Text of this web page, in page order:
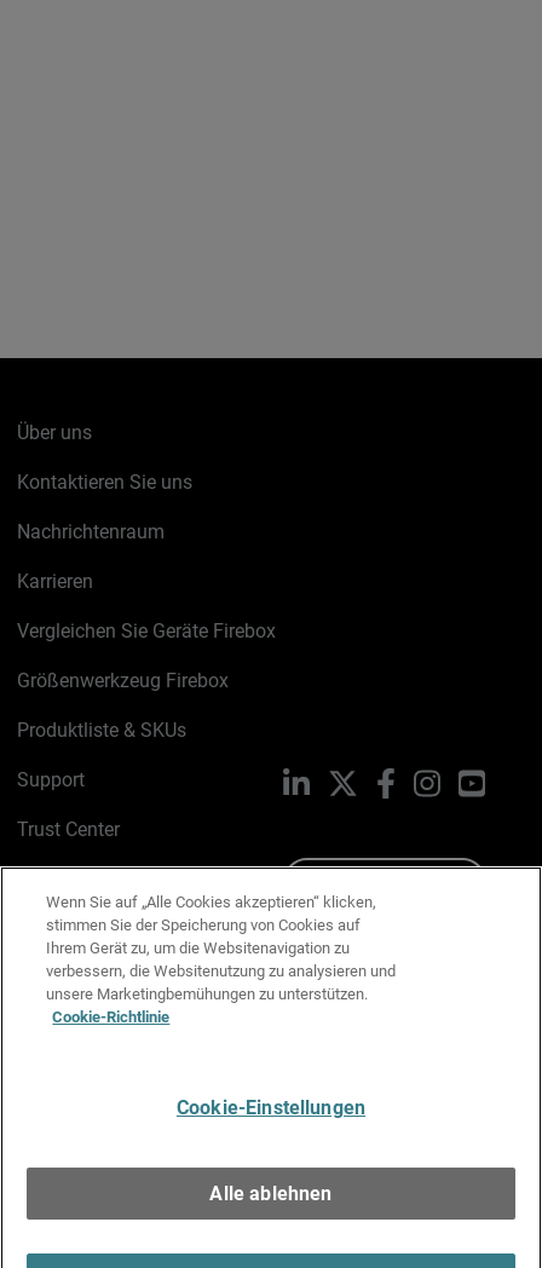
Über uns
Kontaktieren Sie uns
Nachrichtenraum
Karrieren
Vergleichen Sie Geräte Firebox
Größenwerkzeug Firebox
Produktliste & SKUs
Support
Trust Center
Cookie-Richtlinie
Datenschutzrichtlinie
Media & Brand Kit
LinkedIn FacebookInstagram
Wenn Sie auf „Alle Cookies akzeptieren“ klicken,
stimmen Sie der Speicherung von Cookies auf
Ihrem Gerät zu, um die Websitenavigation zu
verbessern, die Websitenutzung zu analysieren und
unsere Marketingbemühungen zu unterstützen.
Cookie-Richtlinie
Cookie-Einstellungen
Alle ablehnen